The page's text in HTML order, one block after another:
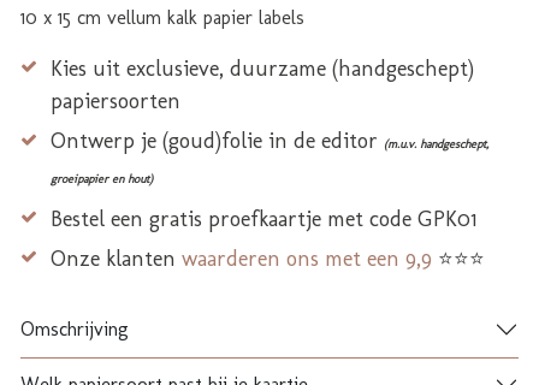
10 x 15 cm vellum kalk papier labels
Kies uit exclusieve, duurzame (handgeschept)
papiersoorten
Ontwerp je (goud)folie in de editor (m.u.v. handgeschept,
groeipapier en hout)
Bestel een gratis proefkaartje met code GPK01
Onze klanten waarderen ons met een 9,9 ⭐⭐⭐
Omschrijving